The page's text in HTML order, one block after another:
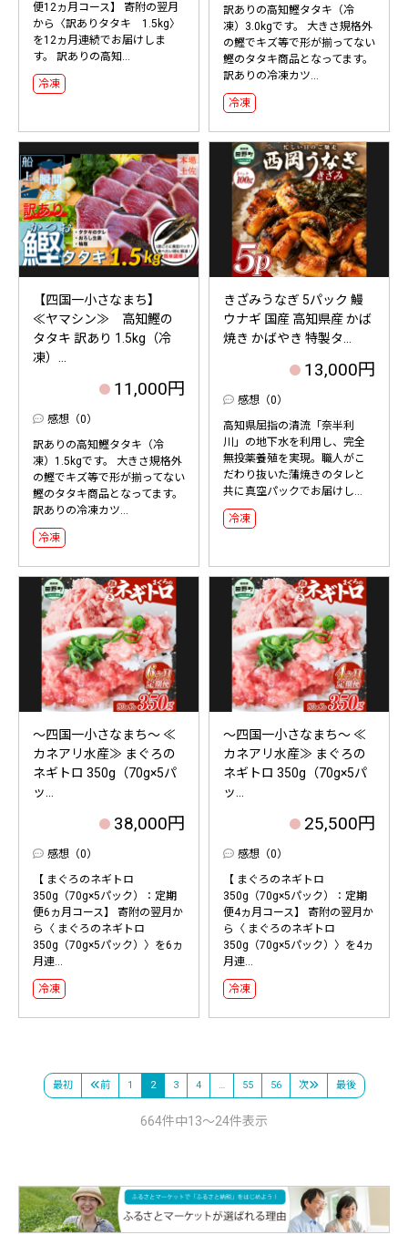
便12ヵ月コース】 寄附の翌月
から〈訳ありタタキ 1.5kg〉
を12ヵ月連続でお届けしま
す。 訳ありの高知...
冷凍
訳ありの高知鰹タタキ（冷
凍）3.0kgです。 大きさ規格外
の鰹でキズ等で形が揃ってない
鰹のタタキ商品となってます。
訳ありの冷凍カツ...
冷凍
【四国一小さなまち】
≪ヤマシン≫ 高知鰹の
タタキ 訳あり 1.5kg（冷
凍）...
11,000円
感想（0）
訳ありの高知鰹タタキ（冷
凍）1.5kgです。 大きさ規格外
の鰹でキズ等で形が揃ってない
鰹のタタキ商品となってます。
訳ありの冷凍カツ...
冷凍
きざみうなぎ 5パック 鰻
ウナギ 国産 高知県産 かば
焼き かばやき 特製タ...
13,000円
感想（0）
高知県屈指の清流「奈半利
川」の地下水を利用し、完全
無投薬養殖を実現。職人がこ
だわり抜いた蒲焼きのタレと
共に真空パックでお届けし...
冷凍
～四国一小さなまち～ ≪
カネアリ水産≫ まぐろの
ネギトロ 350g（70g×5パ
ッ...
38,000円
感想（0）
【 まぐろのネギトロ
350g（70g×5パック）：定期
便6ヵ月コース】 寄附の翌月か
ら〈 まぐろのネギトロ
350g（70g×5パック）〉を6ヵ
月連...
冷凍
～四国一小さなまち～ ≪
カネアリ水産≫ まぐろの
ネギトロ 350g（70g×5パ
ッ...
25,500円
感想（0）
【 まぐろのネギトロ
350g（70g×5パック）：定期
便4ヵ月コース】 寄附の翌月か
ら〈 まぐろのネギトロ
350g（70g×5パック）〉を4ヵ
月連...
冷凍
最初 前 1 2 3 4 … 55 56 次 最後
664件中13～24件表示